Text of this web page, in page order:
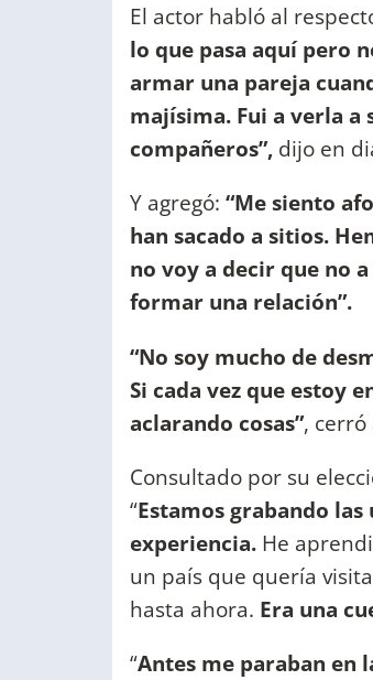
El actor habló al
lo que pasa aquí pero
armar una pareja
majísima. Fui a verla a
compañeros”, dijo en
Y agregó: “Me siento
han sacado a sitios.
no voy a decir que no
formar una relación”.
“No soy mucho de
Si cada vez que estoy
aclarando cosas”, cerró
Consultado por su
“Estamos grabando
experiencia. He
un país que quería
hasta ahora. Era una
“Antes me paraban en